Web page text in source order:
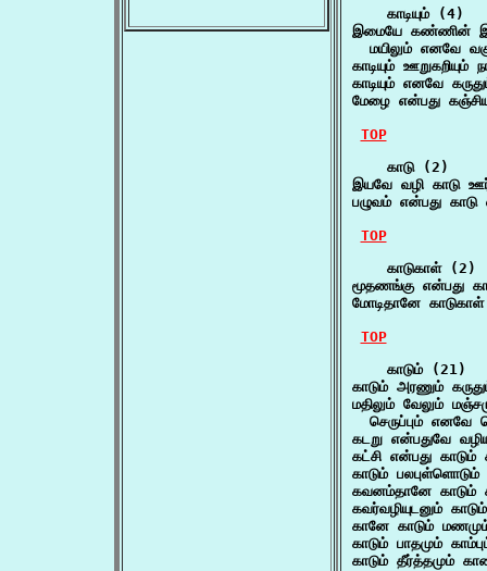
    காடியும் (4)
இமையே கண்ணின்
மயிலும் எனவே
காடியும்
காடியும் எனவே
மேழை என்பது
TOP
    காடு (2)
இயவே வழி காடு
பழுவம் என்பது
TOP
    காடுகாள் (2)
மூதணங்கு என்பது
மோடிதானே
TOP
    காடும் (21)
காடும் அரணும்
மதிலும் வேலும்
செருப்பும் எனவே
கடறு என்பதுவே
கட்சி என்பது
காடும்
கவனம்தானே
கவர்வழியுடனும்
கானே காடும்
காடும் பாதமும்
காடும் தீர்த்தமும்